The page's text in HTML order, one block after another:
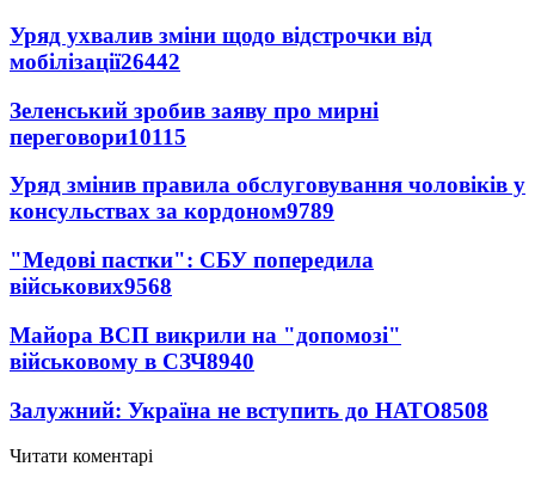
Уряд ухвалив зміни щодо відстрочки від
мобілізації26442
Зеленський зробив заяву про мирні
переговори10115
Уряд змінив правила обслуговування чоловіків у
консульствах за кордоном9789
"Медові пастки": СБУ попередила
військових9568
Майора ВСП викрили на "допомозі"
військовому в СЗЧ8940
Залужний: Україна не вступить до НАТО8508
Читати коментарі